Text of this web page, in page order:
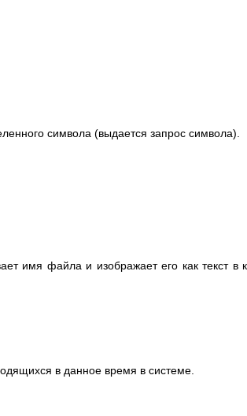
символа (выдается запрос символа).
имя файла и изображает его как текст в
в данное время в системе.